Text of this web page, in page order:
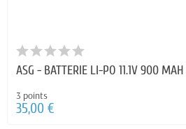
ASG - BATTERIE LI-PO 11.1V 900 MAH
3 points
35,00 €